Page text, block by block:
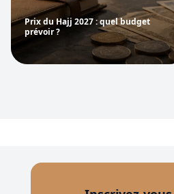
Prix du Hajj 2027 : quel budget
prévoir ?